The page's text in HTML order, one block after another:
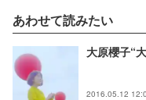
あわせて読みたい
大原櫻子“
2016.05.12